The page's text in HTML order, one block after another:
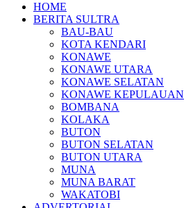
HOME
BERITA SULTRA
BAU-BAU
KOTA KENDARI
KONAWE
KONAWE UTARA
KONAWE SELATAN
KONAWE KEPULAUAN
BOMBANA
KOLAKA
BUTON
BUTON SELATAN
BUTON UTARA
MUNA
MUNA BARAT
WAKATOBI